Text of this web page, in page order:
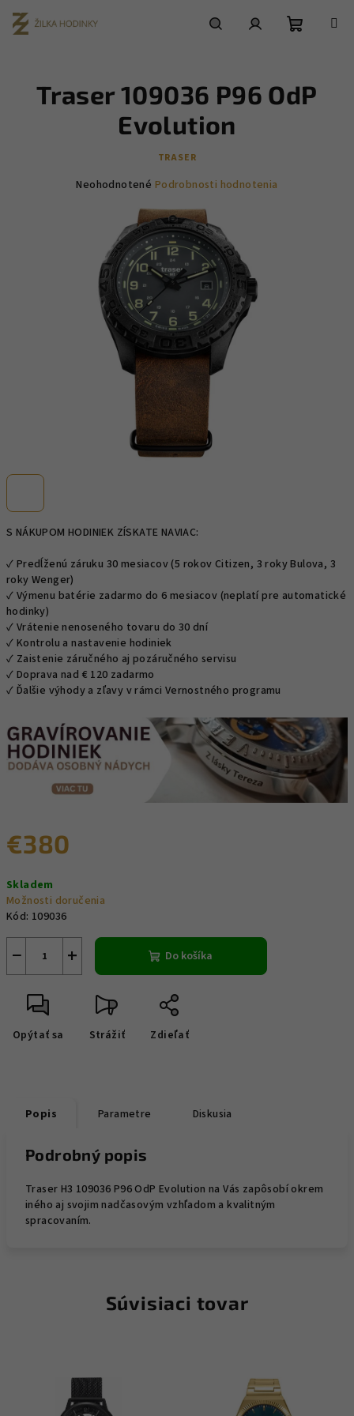
obsah
košík
S NÁKUPOM HODINIEK ZÍSKATE NAVIAC:
✓ Predĺženú záruku 30 mesiacov (5 rokov Citizen, 3 roky Bulova, 3
roky Wenger)
✓ Výmenu batérie zadarmo do 6 mesiacov (neplatí pre automatické
hodinky)
✓ Vrátenie nenoseného tovaru do 30 dní
✓ Kontrolu a nastavenie hodiniek
✓ Zaistenie záručného aj pozáručného servisu
✓ Doprava nad € 120 zadarmo
✓ Ďalšie výhody a zľavy v rámci Vernostného programu
€380
cena:
Skladem
Možnosti doručenia
Kód: 109036
+
− Do košíka
Opýtať sa Strážiť Zdieľať
Traser 109036 P96 OdP
Evolution
TRASER
Priemerné
hviezdičiek.
Neohodnotené Podrobnosti hodnotenia
Popis Parametre Diskusia
Podrobný popis
Traser H3 109036 P96 OdP Evolution na Vás zapôsobí okrem
iného aj svojim nadčasovým vzhľadom a kvalitným
spracovaním.
Súvisiaci tovar